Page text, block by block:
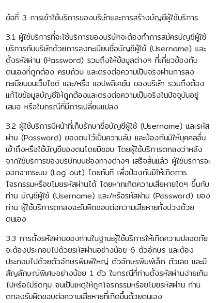
ข้อที่ 3 การเข้าใช้บริการของบริษัทและการสร้างบัญชีผู้ใช้บริการ
3.1 ผู้ใช้บริการที่จะใช้บริการของบริษัทจะต้องทำการสมัครบัญชีผู้ใช้
บริการกับบริษัทด้วยการลงทะเบียนชื่อบัญชีผู้ใช้ (Username) และ
ตั้งรหัสผ่าน (Password) รวมถึงให้ข้อมูลต่างๆ ที่เกี่ยวข้องกับ
ตนเองที่ถูกต้อง ครบถ้วน และตรงต่อความเป็นจริงผ่านการลง
ทะเบียนบนเว็บไซต์ และ/หรือ แอปพลิเคชัน ของบริษัท รวมถึงต้อง
แก้ไขข้อมูลบัญชีให้ถูกต้องและตรงต่อความเป็นจริงในปัจจุบันอยู่
เสมอ หรือในกรณีที่มีการเปลี่ยนแปลง
3.2 ผู้ใช้บริการมีหน้าที่เก็บรักษาชื่อบัญชีผู้ใช้ (Username) และรหัส
ผ่าน (Password) ของตนไว้เป็นความลับ และป้องกันมิให้บุคคลอื่น
เข้าถึงหรือใช้บัญชีของตนโดยมิชอบ โดยผู้ใช้บริการตกลงว่าหลัง
จากใช้บริการของบริษัทบนช่องทางต่างๆ เสร็จสิ้นแล้ว ผู้ใช้บริการจะ
ออกจากระบบ (Log out) โดยทันที เพื่อป้องกันมิให้เกิดการ
โจรกรรมหรือขโมยรหัสผ่านได้ โดยหากเกิดความเสียหายใดๆ ขึ้นกับ
ท่าน บัญชีผู้ใช้ (Username) และ/หรือรหัสผ่าน (Password) ของ
ท่าน ผู้ใช้บริการตกลงจะรับผิดชอบต่อความเสียหายทั้งปวงด้วย
ตนเอง
3.3 การตั้งรหัสผ่านของท่านในฐานะผู้ใช้บริการให้เกิดความปลอดภัย
จะต้องประกอบไปด้วยรหัสผ่านอย่างน้อย 6 ตัวอักษร และต้อง
ประกอบไปด้วยตัวอักษรพิมพ์ใหญ่ ตัวอักษรพิมพ์เล็ก ตัวเลข และมี
สัญลักษณ์พิเศษอย่างน้อย 1 ตัว ในกรณีที่ท่านตั้งรหัสผ่านง่ายเกิน
ไปหรือไม่รัดกุม จนเป็นเหตุให้ถูกโจรกรรมหรือขโมยรหัสผ่าน ท่าน
ตกลงรับผิดชอบต่อความเสียหายที่เกิดขึ้นด้วยตนเอง